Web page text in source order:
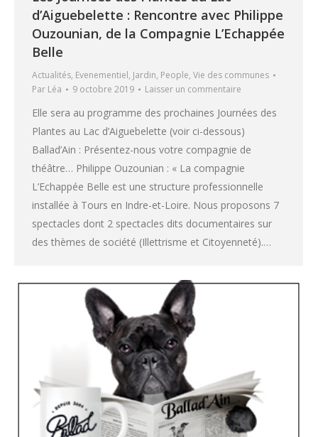
d’Aiguebelette : Rencontre avec Philippe
Ouzounian, de la Compagnie L’Echappée
Belle
Actualités, Evenementiel, Jardin, People, Vie des communes
Par Léa 9 octobre 2019 Laisser un commentaire
Elle sera au programme des prochaines Journées des
Plantes au Lac d’Aiguebelette (voir ci-dessous)
Ballad’Ain : Présentez-nous votre compagnie de
théâtre… Philippe Ouzounian : « La compagnie
L’Echappée Belle est une structure professionnelle
installée à Tours en Indre-et-Loire. Nous proposons 7
spectacles dont 2 spectacles dits documentaires sur
des thèmes de société (Illettrisme et Citoyenneté).…